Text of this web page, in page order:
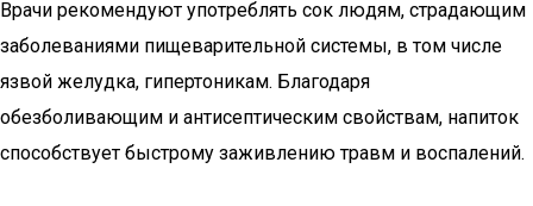
Врачи рекомендуют употреблять сок людям, страдающим
заболеваниями пищеварительной системы, в том числе
язвой желудка, гипертоникам. Благодаря
обезболивающим и антисептическим свойствам, напиток
способствует быстрому заживлению травм и воспалений.